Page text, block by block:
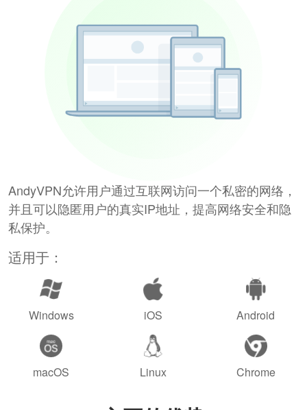
AndyVPN允许用户通过互联网访问一个私密的网络，
并且可以隐匿用户的真实IP地址，提高网络安全和隐
私保护。
适用于：
Windows iOS Android
macOS Linux Chrome